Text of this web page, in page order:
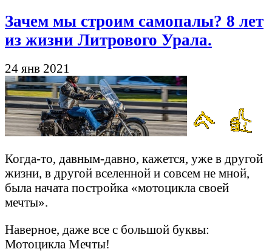
Зачем мы строим самопалы? 8 лет
из жизни Литрового Урала.
24 янв 2021
Когда-то, давным-давно, кажется, уже в другой
жизни, в другой вселенной и совсем не мной,
была начата постройка «мотоцикла своей
мечты».
Наверное, даже все с большой буквы:
Мотоцикла Мечты!